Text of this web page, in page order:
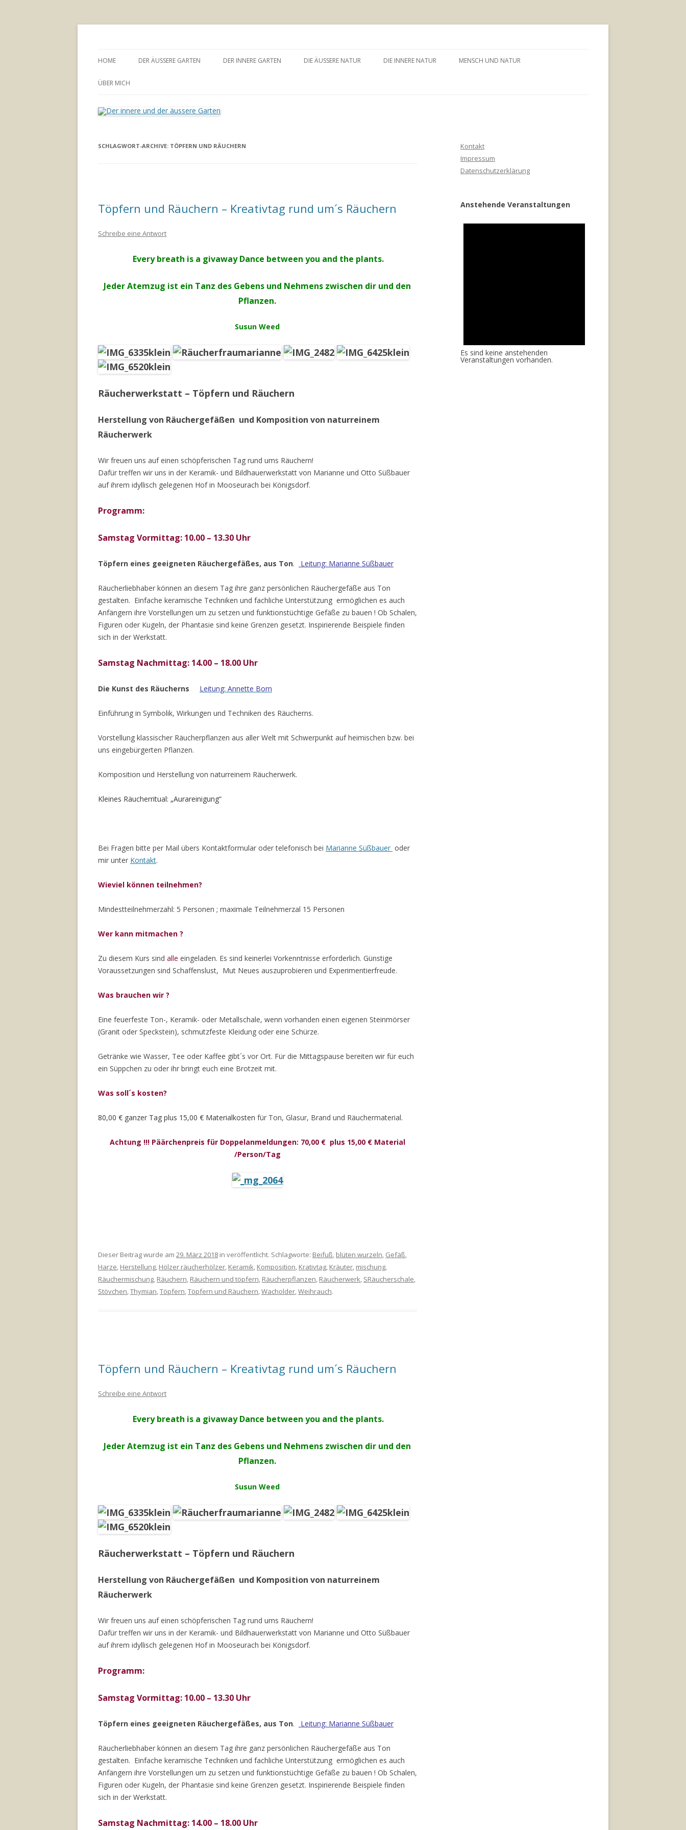
Inhalt
HOME DER ÄUSSERE GARTEN DER INNERE GARTEN DIE ÄUSSERE NATUR DIE INNERE NATUR MENSCH UND NATUR
ÜBER MICH
SCHLAGWORT-ARCHIVE: TÖPFERN UND RÄUCHERN
Töpfern und Räuchern – Kreativtag rund um´s Räuchern
Schreibe eine Antwort
Every breath is a givaway Dance between you and the plants.
Jeder Atemzug ist ein Tanz des Gebens und Nehmens zwischen dir und den
Pflanzen.
Susun Weed
Räucherwerkstatt – Töpfern und Räuchern
Herstellung von Räuchergefäßen und Komposition von naturreinem
Räucherwerk
Wir freuen uns auf einen schöpferischen Tag rund ums Räuchern!
Dafür treffen wir uns in der Keramik- und Bildhauerwerkstatt von Marianne und Otto Süßbauer
auf ihrem idyllisch gelegenen Hof in Mooseurach bei Königsdorf.
Programm:
Samstag Vormittag: 10.00 – 13.30 Uhr
Töpfern eines geeigneten Räuchergefäßes, aus Ton. Leitung: Marianne Süßbauer
Räucherliebhaber können an diesem Tag ihre ganz persönlichen Räuchergefäße aus Ton
gestalten. Einfache keramische Techniken und fachliche Unterstützung ermöglichen es auch
Anfängern ihre Vorstellungen um zu setzen und funktionstüchtige Gefäße zu bauen ! Ob Schalen,
Figuren oder Kugeln, der Phantasie sind keine Grenzen gesetzt. Inspirierende Beispiele finden
sich in der Werkstatt.
Samstag Nachmittag: 14.00 – 18.00 Uhr
Die Kunst des Räucherns Leitung: Annette Born
Einführung in Symbolik, Wirkungen und Techniken des Räucherns.
Vorstellung klassischer Räucherpflanzen aus aller Welt mit Schwerpunkt auf heimischen bzw. bei
uns eingebürgerten Pflanzen.
Komposition und Herstellung von naturreinem Räucherwerk.
Kleines Räucherritual: „Aurareinigung“
Bei Fragen bitte per Mail übers Kontaktformular oder telefonisch bei Marianne Süßbauer oder
mir unter Kontakt.
Wieviel können teilnehmen?
Mindestteilnehmerzahl: 5 Personen ; maximale Teilnehmerzal 15 Personen
Wer kann mitmachen ?
Zu diesem Kurs sind alle eingeladen. Es sind keinerlei Vorkenntnisse erforderlich. Günstige
Voraussetzungen sind Schaffenslust, Mut Neues auszuprobieren und Experimentierfreude.
Was brauchen wir ?
Eine feuerfeste Ton-, Keramik- oder Metallschale, wenn vorhanden einen eigenen Steinmörser
(Granit oder Speckstein), schmutzfeste Kleidung oder eine Schürze.
Getränke wie Wasser, Tee oder Kaffee gibt´s vor Ort. Für die Mittagspause bereiten wir für euch
ein Süppchen zu oder ihr bringt euch eine Brotzeit mit.
Was soll´s kosten?
80,00 € ganzer Tag plus 15,00 € Materialkosten für Ton, Glasur, Brand und Räuchermaterial.
Achtung !!! Päärchenpreis für Doppelanmeldungen: 70,00 € plus 15,00 € Material
/Person/Tag
Dieser Beitrag wurde am 29. März 2018 in veröffentlicht. Schlagworte: Beifuß, blüten wurzeln, Gefäß,
Harze, Herstellung, Hölzer räucherhölzer, Keramik, Komposition, Krativtag, Kräuter, mischung,
Räuchermischung, Räuchern, Räuchern und töpfern, Räucherpflanzen, Räucherwerk, SRäucherschale,
Stövchen,Thymian,Töpfern,Töpfern und Räuchern,Wacholder,Weihrauch.
Töpfern und Räuchern – Kreativtag rund um´s Räuchern
Schreibe eine Antwort
Every breath is a givaway Dance between you and the plants.
Jeder Atemzug ist ein Tanz des Gebens und Nehmens zwischen dir und den
Pflanzen.
Susun Weed
Räucherwerkstatt – Töpfern und Räuchern
Herstellung von Räuchergefäßen und Komposition von naturreinem
Räucherwerk
Wir freuen uns auf einen schöpferischen Tag rund ums Räuchern!
Dafür treffen wir uns in der Keramik- und Bildhauerwerkstatt von Marianne und Otto Süßbauer
auf ihrem idyllisch gelegenen Hof in Mooseurach bei Königsdorf.
Programm:
Samstag Vormittag: 10.00 – 13.30 Uhr
Töpfern eines geeigneten Räuchergefäßes, aus Ton. Leitung: Marianne Süßbauer
Räucherliebhaber können an diesem Tag ihre ganz persönlichen Räuchergefäße aus Ton
gestalten. Einfache keramische Techniken und fachliche Unterstützung ermöglichen es auch
Anfängern ihre Vorstellungen um zu setzen und funktionstüchtige Gefäße zu bauen ! Ob Schalen,
Figuren oder Kugeln, der Phantasie sind keine Grenzen gesetzt. Inspirierende Beispiele finden
sich in der Werkstatt.
Samstag Nachmittag: 14.00 – 18.00 Uhr
Kontakt
Impressum
Datenschutzerklärung
Anstehende Veranstaltungen
Es sind keine anstehenden
Veranstaltungen vorhanden.